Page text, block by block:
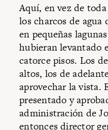
Aquí, en vez de
los charcos de
en pequeñas
hubieran levantado
catorce pisos. Los
altos, los de
aprovechar la vista.
presentado y
administración de
entonces director